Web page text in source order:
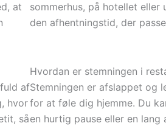
at
sommerhus, på hotellet
den afhentningstid, der
af
hvor
så
Hvordan er stemningen i
Stemningen er afslappet og
for at føle dig hjemme. Du
en hurtig pause eller en